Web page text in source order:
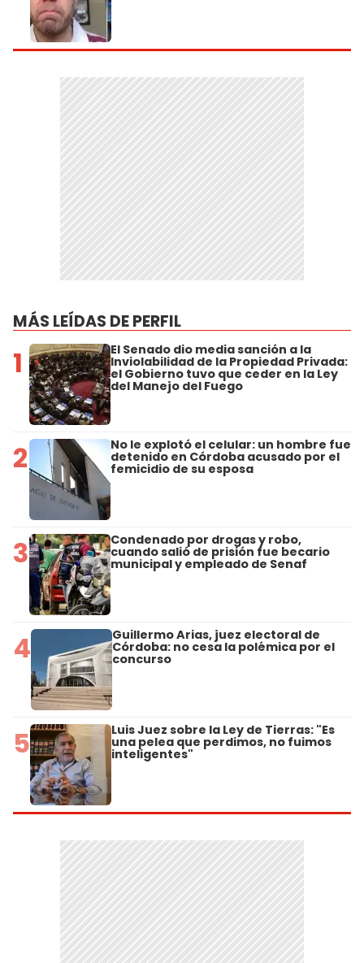
MÁS LEÍDAS DE PERFIL
1 El Senado dio media sanción a la
Inviolabilidad de la Propiedad Privada:
el Gobierno tuvo que ceder en la Ley
del Manejo del Fuego
2 No le explotó el celular: un hombre fue
detenido en Córdoba acusado por el
femicidio de su esposa
3 Condenado por drogas y robo,
cuando salió de prisión fue becario
municipal y empleado de Senaf
4 Guillermo Arias, juez electoral de
Córdoba: no cesa la polémica por el
concurso
5 Luis Juez sobre la Ley de Tierras: "Es
una pelea que perdimos, no fuimos
inteligentes"